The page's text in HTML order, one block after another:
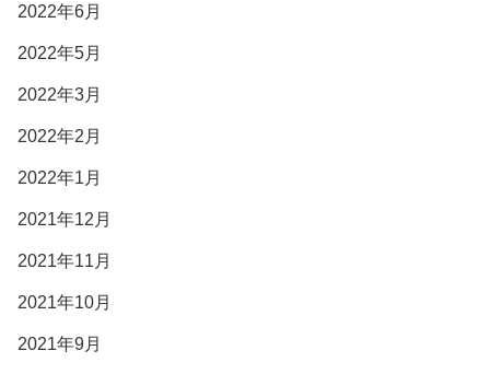
2022年6月
2022年5月
2022年3月
2022年2月
2022年1月
2021年12月
2021年11月
2021年10月
2021年9月